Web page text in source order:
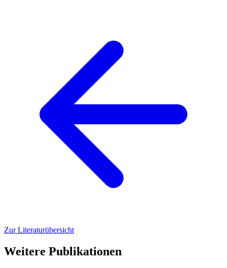
Zur Literaturübersicht
Weitere Publikationen